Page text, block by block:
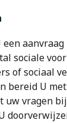
sociale
of sociaal
bereid U
uw vragen